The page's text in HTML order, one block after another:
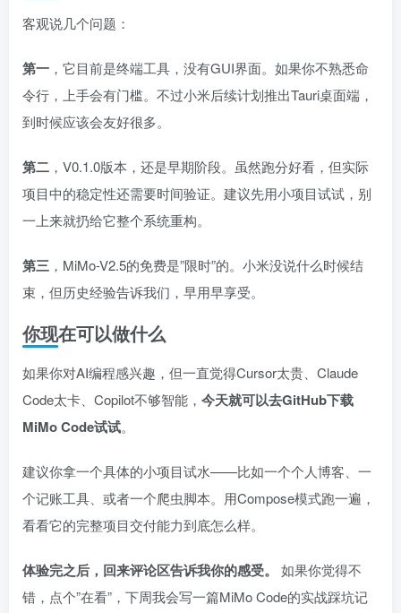
客观说几个问题：
第一 ，它目前是终端工具，没有GUI界面。如果你不熟悉命
令行，上手会有门槛。不过小米后续计划推出Tauri桌面端，
到时候应该会友好很多。
第二 ，V0.1.0版本，还是早期阶段。虽然跑分好看，但实际
项目中的稳定性还需要时间验证。建议先用小项目试试，别
一上来就扔给它整个系统重构。
第三 ，MiMo-V2.5的免费是”限时”的。小米没说什么时候结
束，但历史经验告诉我们，早用早享受。
你现在可以做什么
如果你对AI编程感兴趣，但一直觉得Cursor太贵、Claude
Code太卡、Copilot不够智能， 今天就可以去GitHub下载
MiMo Code试试。
建议你拿一个具体的小项目试水——比如一个个人博客、一
个记账工具、或者一个爬虫脚本。用Compose模式跑一遍，
看看它的完整项目交付能力到底怎么样。
体验完之后，回来评论区告诉我你的感受。
如果你觉得不
错，点个”在看”，下周我会写一篇MiMo Code的实战踩坑记